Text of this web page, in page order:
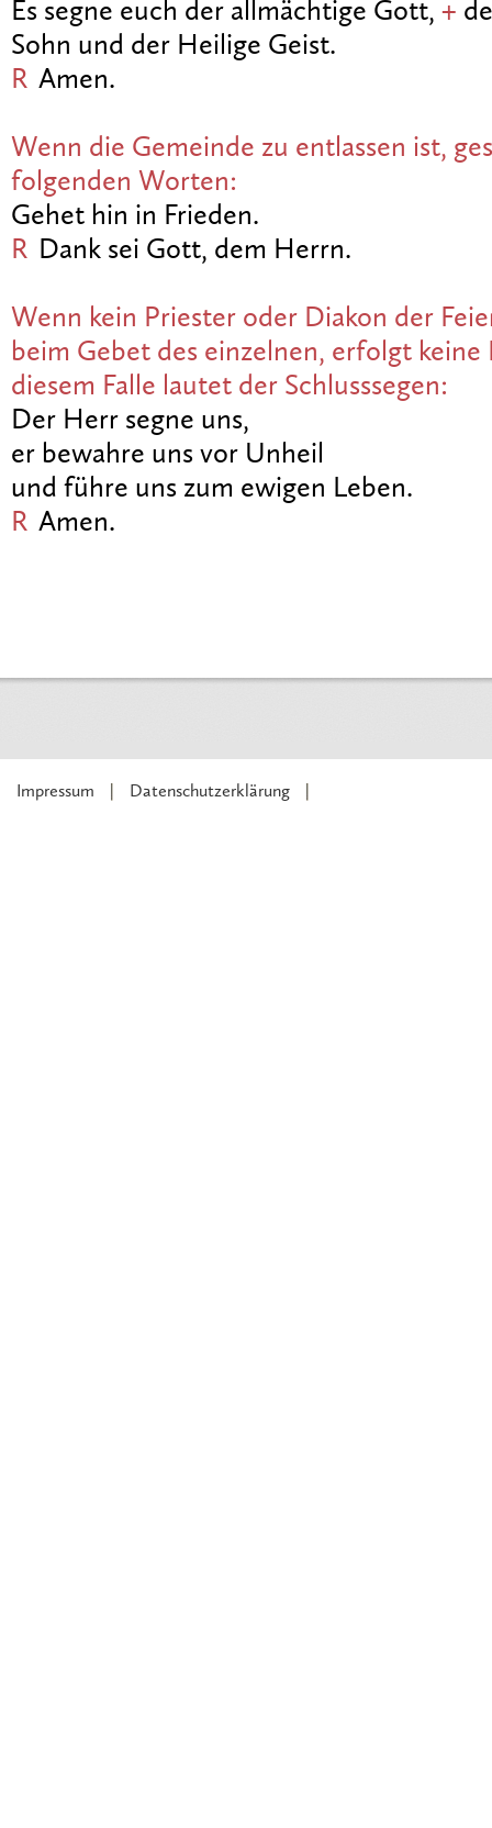
Es segne euch der allmächtige Gott, +
Sohn und der Heilige Geist.
R Amen.
Wenn die Gemeinde zu entlassen ist,
folgenden Worten:
Gehet hin in Frieden.
R Dank sei Gott, dem Herrn.
Wenn kein Priester oder Diakon der
beim Gebet des einzelnen, erfolgt keine
diesem Falle lautet der Schlusssegen:
Der Herr segne uns,
er bewahre uns vor Unheil
und führe uns zum ewigen Leben.
R Amen.
Impressum Datenschutzerklärung